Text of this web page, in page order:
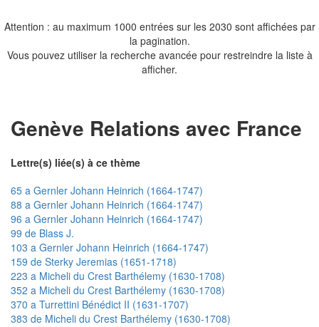
Attention : au maximum 1000 entrées sur les 2030 sont affichées par
la pagination.
Vous pouvez utiliser la recherche avancée pour restreindre la liste à
afficher.
Genève Relations avec France
Lettre(s) liée(s) à ce thème
65 a Gernler Johann Heinrich (1664-1747)
88 a Gernler Johann Heinrich (1664-1747)
96 a Gernler Johann Heinrich (1664-1747)
99 de Blass J.
103 a Gernler Johann Heinrich (1664-1747)
159 de Sterky Jeremias (1651-1718)
223 a Micheli du Crest Barthélemy (1630-1708)
352 a Micheli du Crest Barthélemy (1630-1708)
370 a Turrettini Bénédict II (1631-1707)
383 de Micheli du Crest Barthélemy (1630-1708)